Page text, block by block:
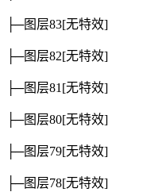
├─图层83[无特效]
├─图层82[无特效]
├─图层81 [无特效]
├─图层80[无特效]
├─图层79[无特效]
├─图层78[无特效]